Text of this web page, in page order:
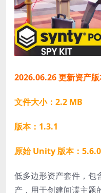
2026.06.26 更新资产
文件大小：2.2 MB
版本：1.3.1
原始 Unity 版本：
低多边形资产套件，包
产，用于创建间谍主题